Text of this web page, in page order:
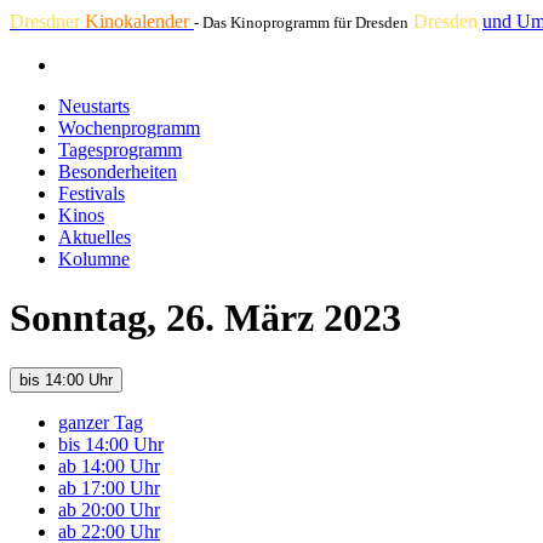
DresdnerKinokalender - Das Kinoprogramm für Dresden Dresden und
Neustarts
Wochenprogramm
Tagesprogramm
Besonderheiten
Festivals
Kinos
Aktuelles
Kolumne
Sonntag, 26. März 2023
bis 14:00 Uhr
ganzer Tag
bis 14:00 Uhr
ab 14:00 Uhr
ab 17:00 Uhr
ab 20:00 Uhr
ab 22:00 Uhr